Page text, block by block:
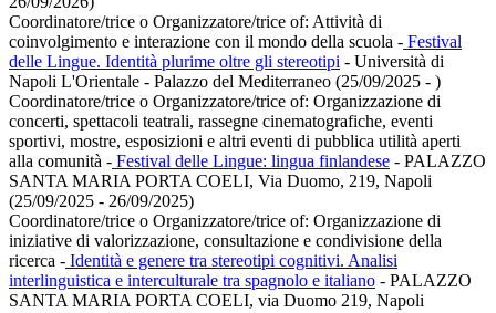
Coordinatore/trice o Organizzatore/trice of: Attività di
coinvolgimento e interazione con il mondo della scuola - Festival
delle Lingue. Identità plurime oltre gli stereotipi - Università di
Napoli L'Orientale - Palazzo del Mediterraneo (25/09/2025 - )
Coordinatore/trice o Organizzatore/trice of: Organizzazione di
concerti, spettacoli teatrali, rassegne cinematografiche, eventi
sportivi, mostre, esposizioni e altri eventi di pubblica utilità aperti
alla comunità - Festival delle Lingue: lingua finlandese - PALAZZO
SANTA MARIA PORTA COELI, Via Duomo, 219, Napoli
(25/09/2025 - 26/09/2025)
Coordinatore/trice o Organizzatore/trice of: Organizzazione di
iniziative di valorizzazione, consultazione e condivisione della
ricerca - Identità e genere tra stereotipi cognitivi. Analisi
interlinguistica e interculturale tra spagnolo e italiano - PALAZZO
SANTA MARIA PORTA COELI, via Duomo 219, Napoli